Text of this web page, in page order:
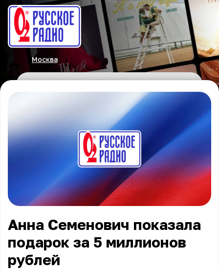
Москва
Анна Семенович показала
подарок за 5 миллионов
рублей